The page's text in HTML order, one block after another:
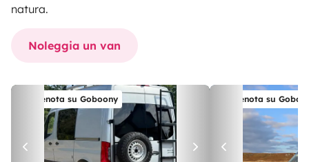
natura.
Noleggia un van
Prenota su Goboony Prenota su